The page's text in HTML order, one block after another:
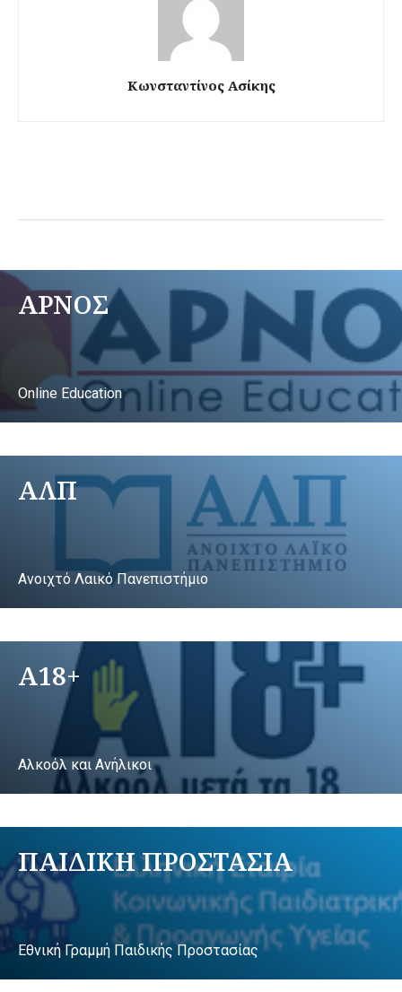
Κωνσταντίνος Ασίκης
ΑΡΝΟΣ
Online Education
ΑΛΠ
Ανοιχτό Λαικό Πανεπιστήμιο
A18+
Αλκοόλ και Ανήλικοι
ΠΑΙΔΙΚΗ ΠΡΟΣΤΑΣΙΑ
Εθνική Γραμμή Παιδικής Προστασίας